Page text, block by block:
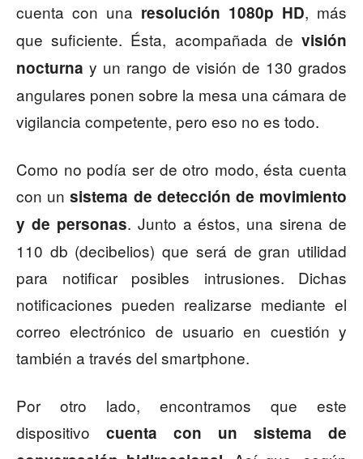
cuenta con una resolución 1080p HD, más
que suficiente. Ésta, acompañada de visión
nocturna y un rango de visión de 130 grados
angulares ponen sobre la mesa una cámara de
vigilancia competente, pero eso no es todo.
Como no podía ser de otro modo, ésta cuenta
con unsistema de detección de movimiento
y de personas. Junto a éstos, una sirena de
110 db (decibelios) que será de gran utilidad
para notificar posibles intrusiones. Dichas
notificaciones pueden realizarse mediante el
correo electrónico de usuario en cuestión y
también a través del smartphone.
Por otro lado, encontramos que este
dispositivo cuenta con un sistema de